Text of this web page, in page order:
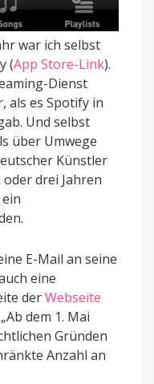
war ich selbst
(App Store-Link).
Dienst
als es Spotify in
Und selbst
über Umwege
Künstler
drei Jahren
E-Mail an seine
eine
derWebseite
dem 1. Mai
Gründen
Anzahl an